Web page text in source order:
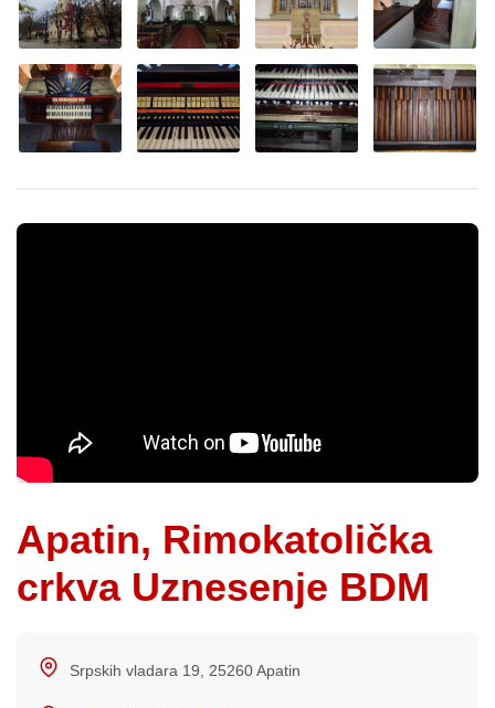
Apatin, Rimokatolička
crkva Uznesenje BDM
Srpskih vladara 19, 25260 Apatin